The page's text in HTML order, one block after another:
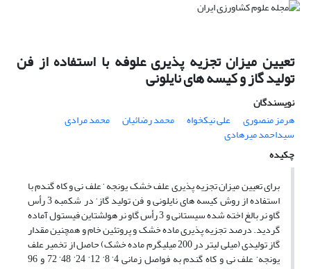
تعیین میزان تجزیه پذیری علوفه با استفاده از فن
تولید گاز و کیسه های نایلونی
نویسندگان
هرمز منصوری
علی نیکخواه محمد رضائیان محمد مرادی
سیداحمد میرهادی
چکیده
برای تعیین میزان تجزیه پذیری علف خشک یونجه ‘ علف نی و کاه گندم با
استفاده از روش کیسه های نایلونی و فن تولید گاز‘ در شکمبه 3 رأس
گاو نر بالغ اخته شده سیستانی و 3 رأس گاو نر هولشتاین فیستول آماده
گردید. درصد تجزیه پذیری ماده خشک و پروتئین خام و همچنین مقدار
گاز تولیدی (میلی لیتر در 200 میلیگرم ماده خشک) حاصل از تخمیر علف
یونجه‘ علف نی و کاه گندم به فواصل زمانی 4‘ 8‘ 12‘ 24‘ 48‘ 72 و 96